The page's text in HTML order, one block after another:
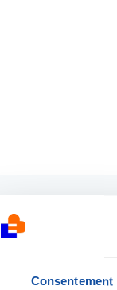
Consentement